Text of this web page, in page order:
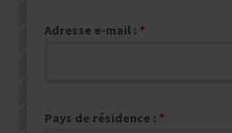
Adresse e-mail :
Pays de résidence :